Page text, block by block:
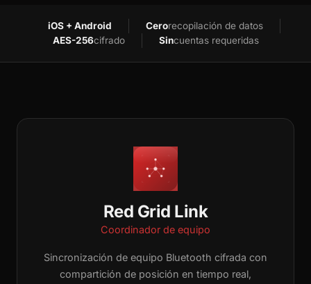
iOS + Android Cerorecopilación de datos
AES-256cifrado Sincuentas requeridas
Red Grid Link
Coordinador de equipo
Sincronización de equipo Bluetooth cifrada con
compartición de posición en tiempo real,